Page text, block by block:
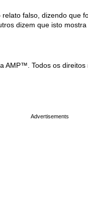
falso, dizendo que
dizem que isto
AMP™. Todos os